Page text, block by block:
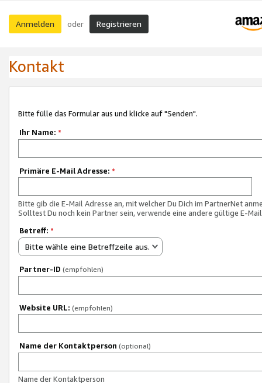
Anmelden oder Registrieren
Kontakt
Bitte fülle das Formular aus und klicke auf "Senden".
Ihr Name: *
Primäre E-Mail Adresse: *
Bitte gib die E-Mail Adresse an, mit welcher Du Dich im PartnerNet
Solltest Du noch kein Partner sein, verwende eine andere gültige E-
Betreff: *
Bitte wähle eine Betreffzeile aus.
Partner-ID (empfohlen)
Website URL: (empfohlen)
Name der Kontaktperson (optional)
Name der Kontaktperson